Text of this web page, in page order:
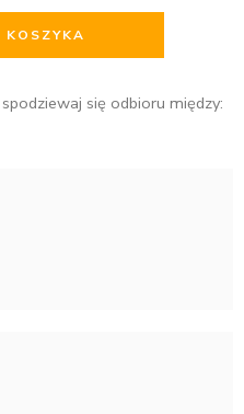
KOSZYKA
się odbioru między: